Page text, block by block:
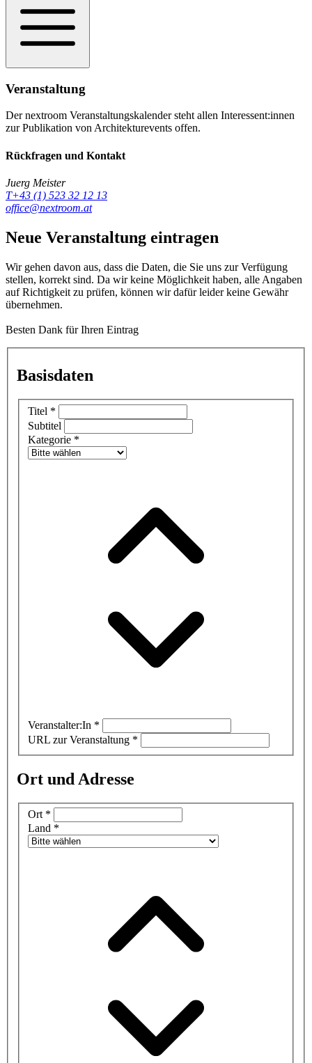
Veranstaltung
Der nextroom Veranstaltungskalender steht allen Interessent:innen
zur Publikation von Architekturevents offen.
Rückfragen und Kontakt
Juerg Meister
T+43 (1) 523 32 12 13
office@nextroom.at
Neue Veranstaltung eintragen
Wir gehen davon aus, dass die Daten, die Sie uns zur Verfügung
stellen, korrekt sind. Da wir keine Möglichkeit haben, alle Angaben
auf Richtigkeit zu prüfen, können wir dafür leider keine Gewähr
übernehmen.
Besten Dank für Ihren Eintrag
Basisdaten
Titel *
Subtitel
Kategorie *
Veranstalter:In *
URL zur Veranstaltung *
Ort und Adresse
Ort *
Land *